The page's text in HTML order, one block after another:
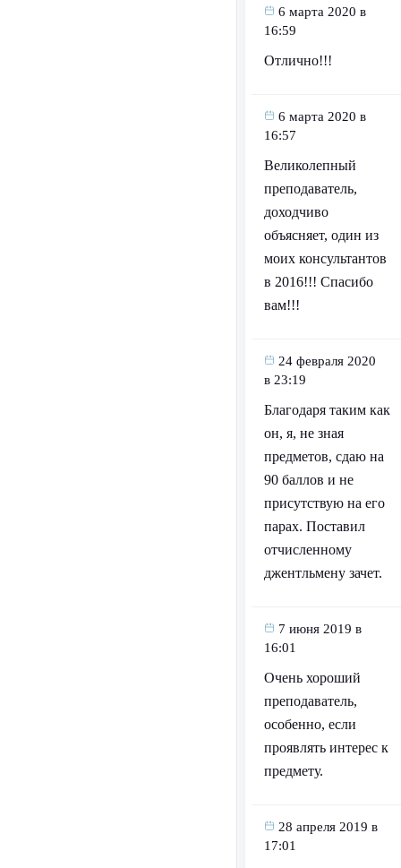
6 марта 2020 в
16:59
Отлично!!!
6 марта 2020 в
16:57
Великолепный
преподаватель,
доходчиво
объясняет, один из
моих консультантов
в 2016!!! Спасибо
вам!!!
24 февраля 2020
в 23:19
Благодаря таким как
он, я, не зная
предметов, сдаю на
90 баллов и не
присутствую на его
парах. Поставил
отчисленному
джентльмену зачет.
7 июня 2019 в
16:01
Очень хороший
преподаватель,
особенно, если
проявлять интерес к
предмету.
28 апреля 2019 в
17:01